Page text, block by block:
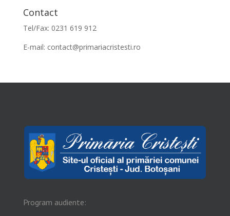
Contact
Tel/Fax: 0231 619 912
E-mail: contact@primariacristesti.ro
Program audiente: